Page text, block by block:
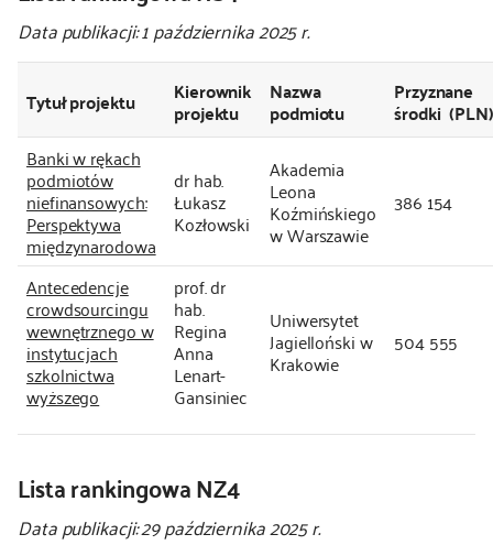
kontakt
Data publikacji: 1 października 2025 r.
Tytuł projektu Kierownik
projektu
Nazwa
podmiotu
Przyznane
środki (PLN)
Banki w rękach
podmiotów
niefinansowych:
Perspektywa
międzynarodowa
dr hab.
Łukasz
Kozłowski
Akademia
Leona
Koźmińskiego
w Warszawie
386 154
Antecedencje
crowdsourcingu
wewnętrznego w
instytucjach
szkolnictwa
wyższego
prof. dr
hab.
Regina
Anna
Lenart-
Gansiniec
Uniwersytet
Jagielloński w
Krakowie
504 555
Lista rankingowa NZ4
Data publikacji: 29 października 2025 r.